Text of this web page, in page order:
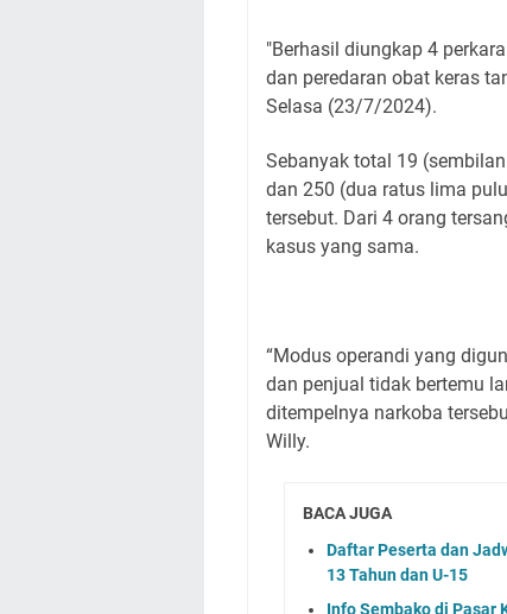
"Berhasil diungkap 4
dan peredaran obat keras
Selasa (23/7/2024).
Sebanyak total 19
dan 250 (dua ratus lima
tersebut. Dari 4 orang
kasus yang sama.
“Modus operandi yang
dan penjual tidak bertemu
ditempelnya narkoba
Willy.
BACA JUGA
Daftar Peserta dan
13 Tahun dan U-15
Info Sembako di Pasar